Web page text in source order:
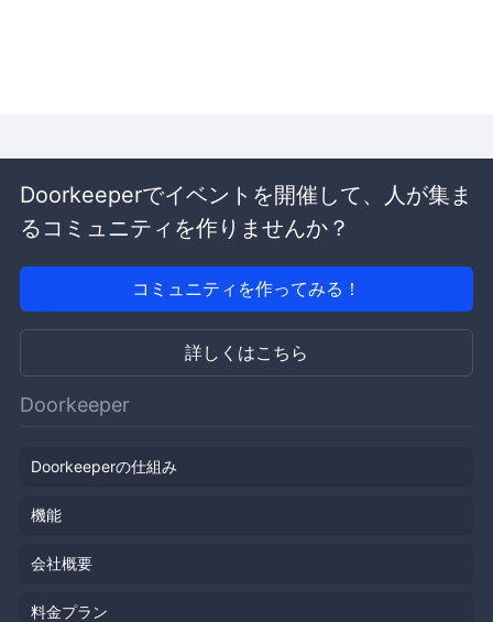
Doorkeeperでイベントを開催して、人が集ま
るコミュニティを作りませんか？
コミュニティを作ってみる！
詳しくはこちら
Doorkeeper
Doorkeeperの仕組み
機能
会社概要
料金プラン